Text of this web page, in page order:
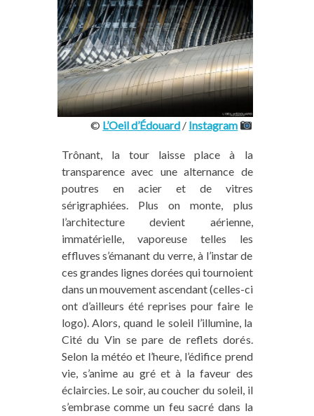
© L’Oeil d’Édouard / Instagram
Trônant, la tour laisse place à la
transparence avec une alternance de
poutres en acier et de vitres
sérigraphiées. Plus on monte, plus
l’architecture devient aérienne,
immatérielle, vaporeuse telles les
effluves s’émanant du verre, à l’instar de
ces grandes lignes dorées qui tournoient
dans un mouvement ascendant (celles-ci
ont d’ailleurs été reprises pour faire le
logo). Alors, quand le soleil l’illumine, la
Cité du Vin se pare de reflets dorés.
Selon la météo et l’heure, l’édifice prend
vie, s’anime au gré et à la faveur des
éclaircies. Le soir, au coucher du soleil, il
s’embrase comme un feu sacré dans la